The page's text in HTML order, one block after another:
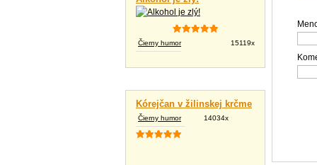
Čierny humor 15119x
Kórejčan v žilinskej krčme
Čierny humor 14034x